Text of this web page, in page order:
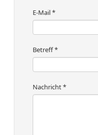
E-Mail*
Betreff*
Nachricht*